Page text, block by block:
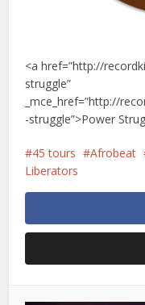
<a href=”http://
struggle”
_mce_href=”http://
-struggle”>Power
45 tours Afrobeat
Liberators